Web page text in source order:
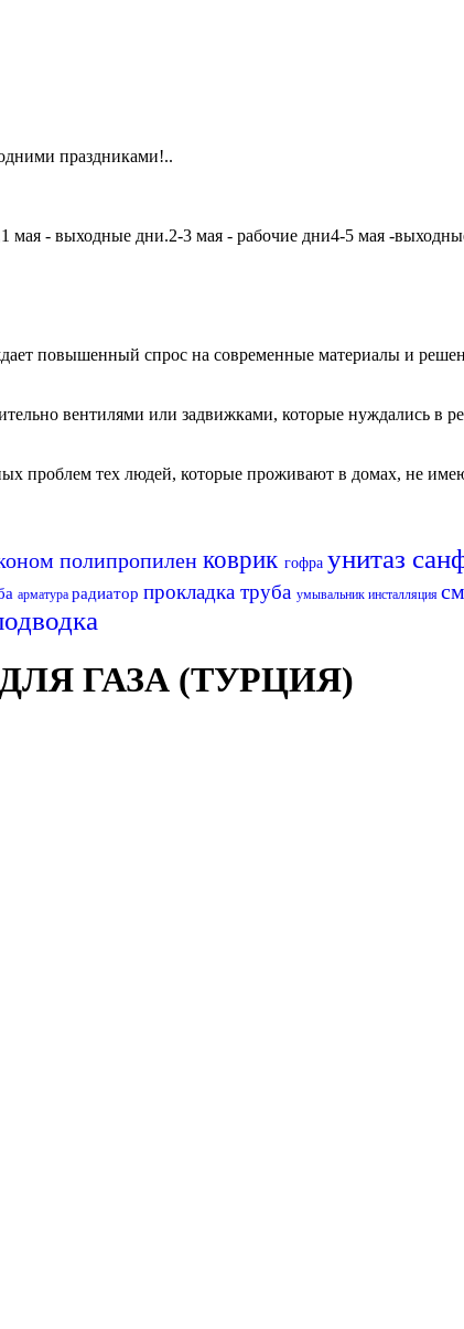
праздниками!..
- выходные дни.2-3 мая - рабочие дни4-5 мая -
повышенный спрос на современные материалы и
вентилями или задвижками, которые нуждались в
проблем тех людей, которые проживают в домах, не
полипропилен коврик гофра унитаз
арматура радиатор прокладка труба умывальник инсталляция
ГАЗА (ТУРЦИЯ)